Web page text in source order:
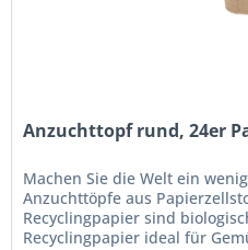
Anzuchttopf rund, 24er
Machen Sie die Welt ein
Anzuchttöpfe aus
Recyclingpapier sind
Recyclingpapier ideal für